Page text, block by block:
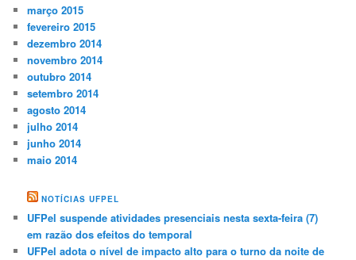
março 2015
fevereiro 2015
dezembro 2014
novembro 2014
outubro 2014
setembro 2014
agosto 2014
julho 2014
junho 2014
maio 2014
NOTÍCIAS UFPEL
UFPel suspende atividades presenciais nesta sexta-feira (7)
em razão dos efeitos do temporal
UFPel adota o nível de impacto alto para o turno da noite de